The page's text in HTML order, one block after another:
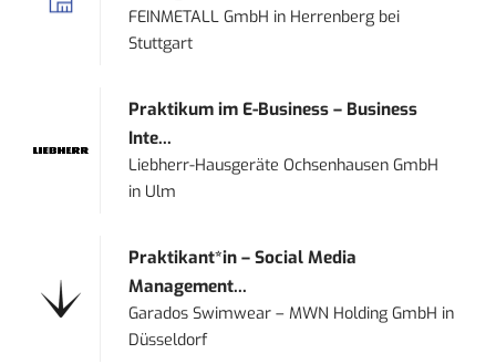
FEINMETALL GmbH in Herrenberg bei
Stuttgart
Praktikum im E-Business – Business
Inte...
Liebherr-Hausgeräte Ochsenhausen GmbH
in Ulm
Praktikant*in – Social Media
Management...
Garados Swimwear – MWN Holding GmbH in
Düsseldorf